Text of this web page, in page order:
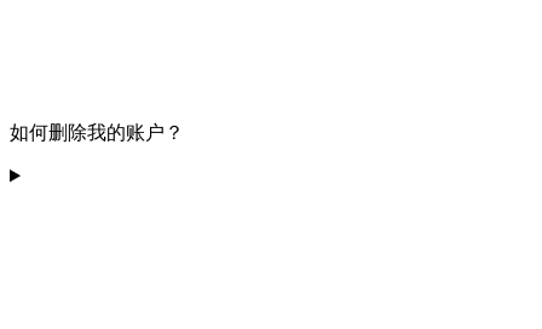
如何删除我的账户？